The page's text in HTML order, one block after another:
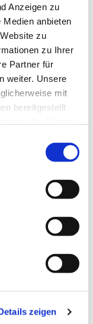
Anzeigen zu
anbieten
zu
zu Ihrer
Partner für
weiter. Unsere
mit
bereitgestellt
zeigen